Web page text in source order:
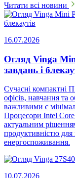
Читати всі новини
16.07.2026
Огляд Vinga
завдань і
Сучасні компактні
офісів, навчання та
важливими є
Процесори Intel Core
актуальним
продуктивністю для
енергоспоживання.
10.07.2026